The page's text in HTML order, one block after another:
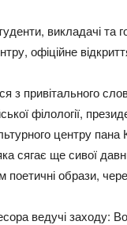
викладачі та
офіційне
з привітального
філології,
центру пана
яка сягає ще сивої
поетичні образи,
ведучі заходу: